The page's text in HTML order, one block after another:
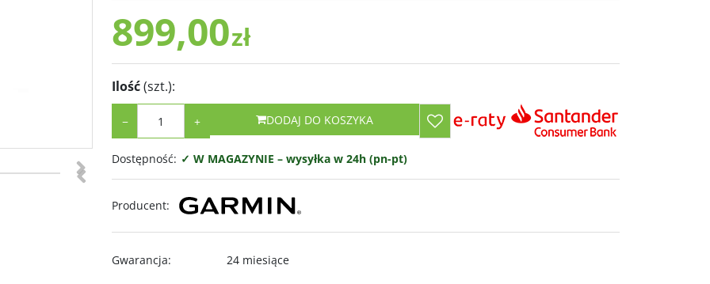
<
899,00zł
Ilość(szt.):
− + DODAJ DO KOSZYKA
Dostępność: ✓ W MAGAZYNIE – wysyłka w 24h (pn-pt)
Producent:
Gwarancja: 24 miesiące